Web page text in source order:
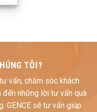
TÔI?
vấn, chăm sóc khách
đến những lời tư vấn quà
GENCE sẽ tư vấn giúp